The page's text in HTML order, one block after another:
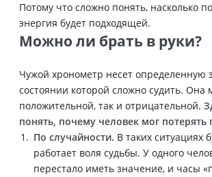
Потому что сложно понять, насколько
энергия будет подходящей.
Можно ли брать в руки?
Чужой хронометр несет определенную
состоянии которой сложно судить. Она
положительной, так и отрицательной.
понять, почему человек мог потерять
По случайности. В таких ситуациях
работает воля судьбы. У одного
перестало иметь значение, и часы